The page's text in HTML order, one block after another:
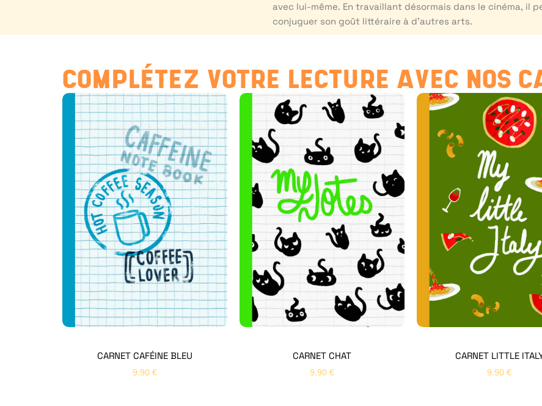
avec lui-même. En travaillant désormais dans le cinéma, il
conjuguer son goût littéraire à d’autres arts.
COMPLÉTEZ VOTRE LECTURE AVEC NOS
CARNET CAFÉINE BLEU
9,90 €
CARNET CHAT
9,90 €
CARNET LITTLE
9,90 €